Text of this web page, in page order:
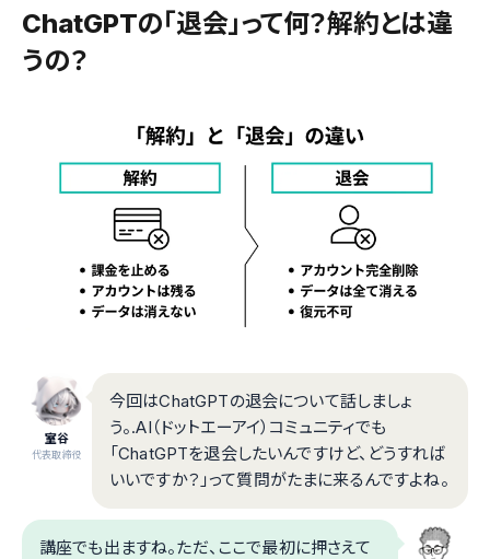
ChatGPTの「退会」って何？解約とは違
うの？
室谷
代表取締役
今回はChatGPTの退会について話しましょ
う。.AI（ドットエーアイ）コミュニティでも
「ChatGPTを退会したいんですけど、どうすれば
いいですか？」って質問がたまに来るんですよね。
講座でも出ますね。ただ、ここで最初に押さえて